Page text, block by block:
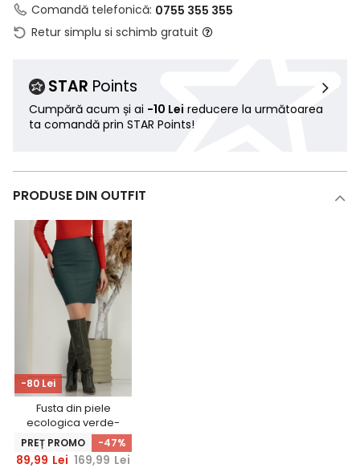
Comandă telefonică: 0755 355 355
Retur simplu si schimb gratuit
STAR Points
Cumpără acum și ai -10 Lei reducere la următoarea
ta comandă prin STAR Points!
PRODUSE DIN OUTFIT
-80 Lei
Fusta din piele
ecologica verde-
inchis scurta tip
creion
PREȚ PROMO -47%
89,99 Lei 169,99 Lei